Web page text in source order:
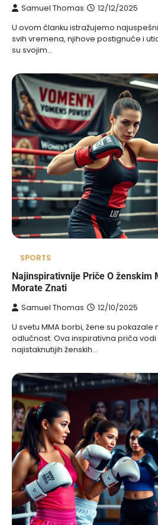
Samuel Thomas 12/12/2025
U ovom članku istražujemo
svih vremena, njihove postignuće i
su svojim…
SPORTS
Najinspirativnije Priče O ženskim
Morate Znati
Samuel Thomas 12/10/2025
U svetu MMA borbi, žene su
odlučnost. Ova inspirativna priča vodi
najistaknutijih ženskih…